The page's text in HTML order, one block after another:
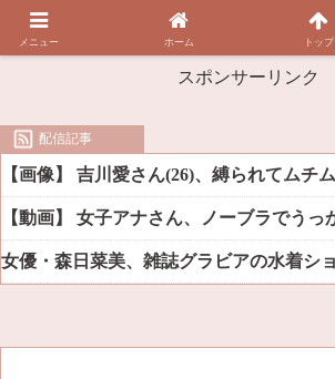
スポンサーリンク
配信記事
メニュー ホーム トップ